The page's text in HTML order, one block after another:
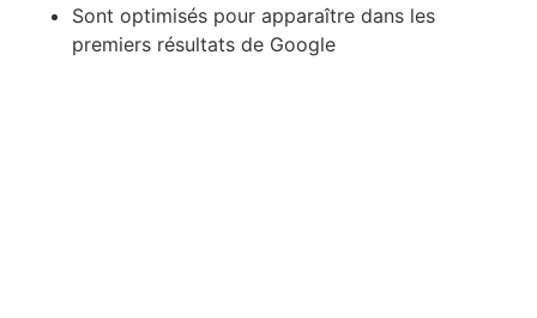
Sont optimisés pour apparaître dans les
premiers résultats de Google